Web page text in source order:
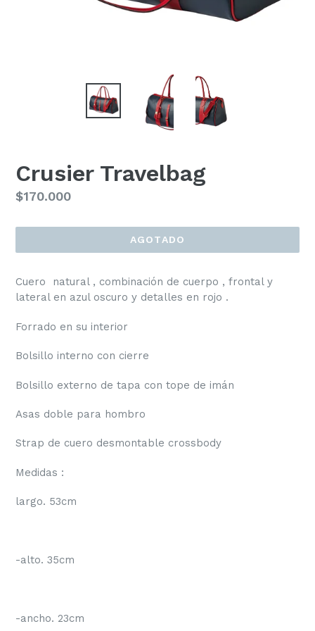
Crusier Travelbag
Precio
$170.000
AGOTADO
Cuero natural , combinación de cuerpo , frontal y
lateral en azul oscuro y detalles en rojo .
Forrado en su interior
Bolsillo interno con cierre
Bolsillo externo de tapa con tope de imán
Asas doble para hombro
Strap de cuero desmontable crossbody
Medidas :
largo. 53cm
-alto. 35cm
-ancho. 23cm